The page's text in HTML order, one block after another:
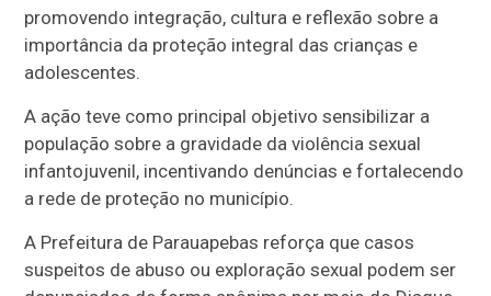
promovendo integração, cultura e reflexão sobre a
importância da proteção integral das crianças e
adolescentes.
A ação teve como principal objetivo sensibilizar a
população sobre a gravidade da violência sexual
infantojuvenil, incentivando denúncias e fortalecendo
a rede de proteção no município.
A Prefeitura de Parauapebas reforça que casos
suspeitos de abuso ou exploração sexual podem ser